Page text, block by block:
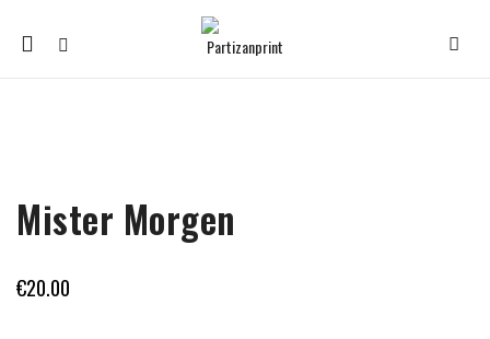
Mobile
navigation
Mister Morgen
€20.00